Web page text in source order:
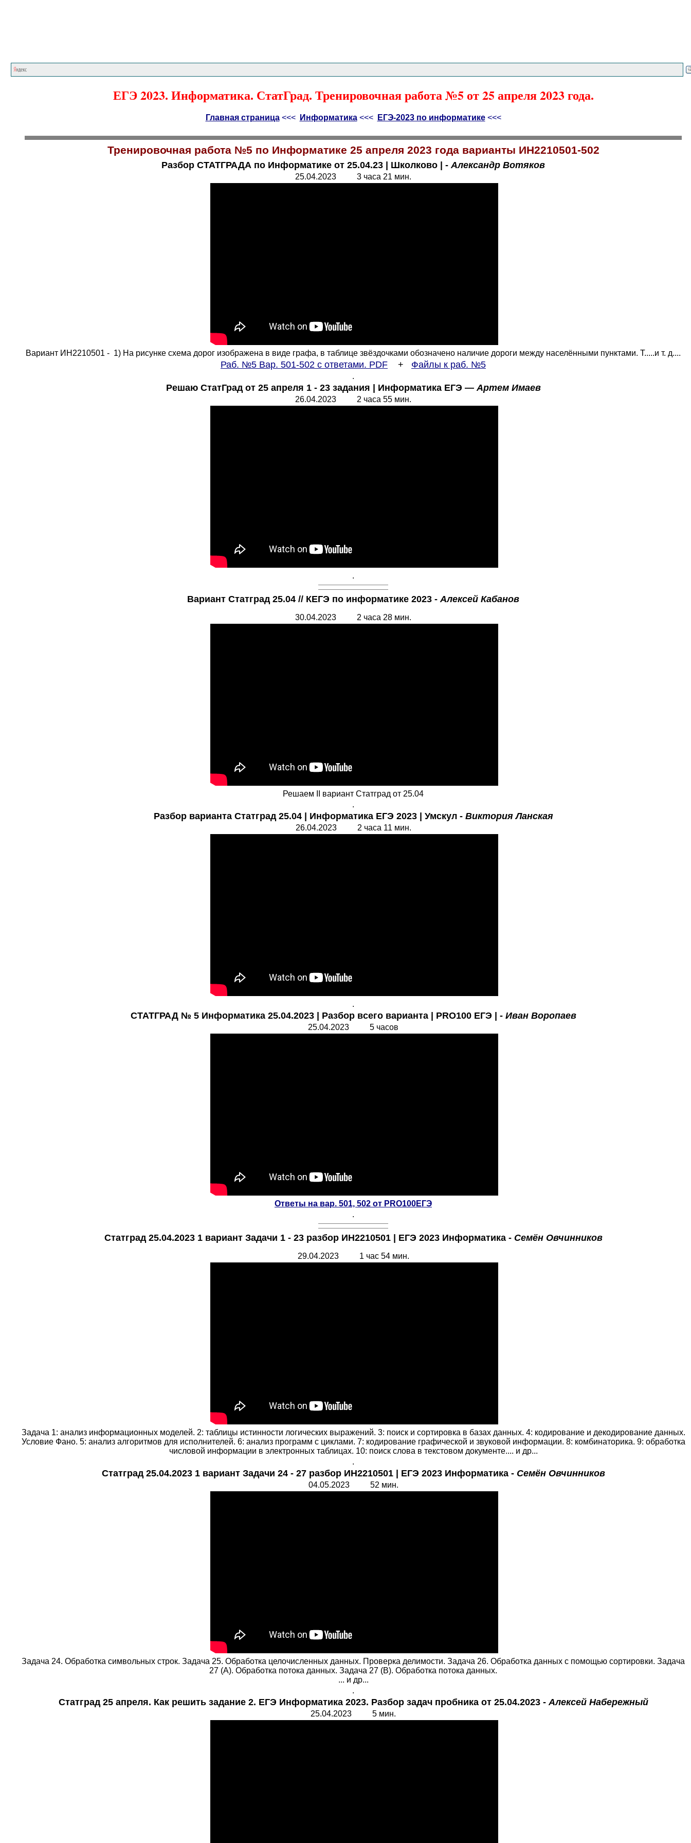
ЕГЭ 2023. Информатика. СтатГрад. Тренировочная работа №5 от 25 апреля 2023 года.
Главная страница<<< Информатика<<< ЕГЭ-2023 по информатике<<<
Тренировочная работа №5 по Информатике 25 апреля 2023 года варианты ИН2210501-502
Разбор СТАТГРАДА по Информатике от 25.04.23 Школково -Александр Вотяков
25.04.2023 3 часа 21 мин.
Вариант ИН2210501 - 1) На рисунке схема дорог изображена в виде графа, в таблице звёздочками обозначено наличие дороги между населёнными пунктами. Т.....и т. д....
Раб. №5 Вар. 501-502 с ответами. PDF + Файлы к раб. №5
.
Решаю СтатГрад от 25 апреля 1 - 23 задания | Информатика ЕГЭ —Артем Имаев
26.04.2023 2 часа 55 мин.
.
Вариант Статград 25.04 // КЕГЭ по информатике 2023 -Алексей Кабанов
30.04.2023 2 часа 28 мин.
Решаем II вариант Статград от 25.04
.
Разбор варианта Статград 25.04 | Информатика ЕГЭ 2023 | Умскул - Виктория Ланская
26.04.2023 2 часа 11 мин.
.
СТАТГРАД № 5 Информатика 25.04.2023 | Разбор всего варианта | PRO100 ЕГЭ | - Иван Воропаев
25.04.2023 5 часов
Ответы на вар. 501, 502 от PRO100ЕГЭ
.
Статград 25.04.2023 1 вариант Задачи 1 - 23 разбор ИН2210501 | ЕГЭ 2023 Информатика - Семён Овчинников
29.04.2023 1 час 54 мин.
Задача 1: анализ информационных моделей. 2: таблицы истинности логических выражений. 3: поиск и сортировка в базах данных. 4: кодирование и декодирование данных.
Условие Фано. 5: анализ алгоритмов для исполнителей. 6: анализ программ с циклами. 7: кодирование графической и звуковой информации. 8: комбинаторика. 9: обработка
числовой информации в электронных таблицах. 10: поиск слова в текстовом документе.... и др...
.
Статград 25.04.2023 1 вариант Задачи 24 - 27 разбор ИН2210501 | ЕГЭ 2023 Информатика - Семён Овчинников
04.05.2023 52 мин.
Задача 24. Обработка символьных строк. Задача 25. Обработка целочисленных данных. Проверка делимости. Задача 26. Обработка данных с помощью сортировки. Задача
27 (А). Обработка потока данных. Задача 27 (В). Обработка потока данных.
... и др...
.
Статград 25 апреля. Как решить задание 2. ЕГЭ Информатика 2023. Разбор задач пробника от 25.04.2023 -Алексей Набережный
25.04.2023 5 мин.